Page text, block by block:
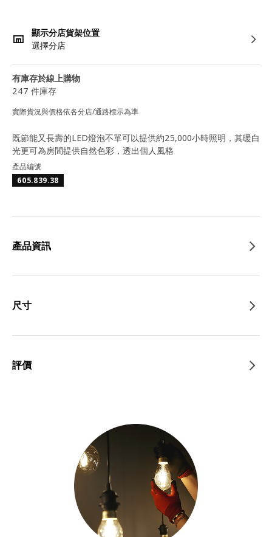
顯示分店貨架位置
選擇分店
有庫存於線上購物
247 件庫存
實際貨況與價格依各分店/通路標示為準
既節能又長壽的LED燈泡不單可以提供約25,000小時照明，其暖白
光更可為房間提供自然色彩，透出個人風格
產品編號
605.839.38
產品資訊
尺寸
評價